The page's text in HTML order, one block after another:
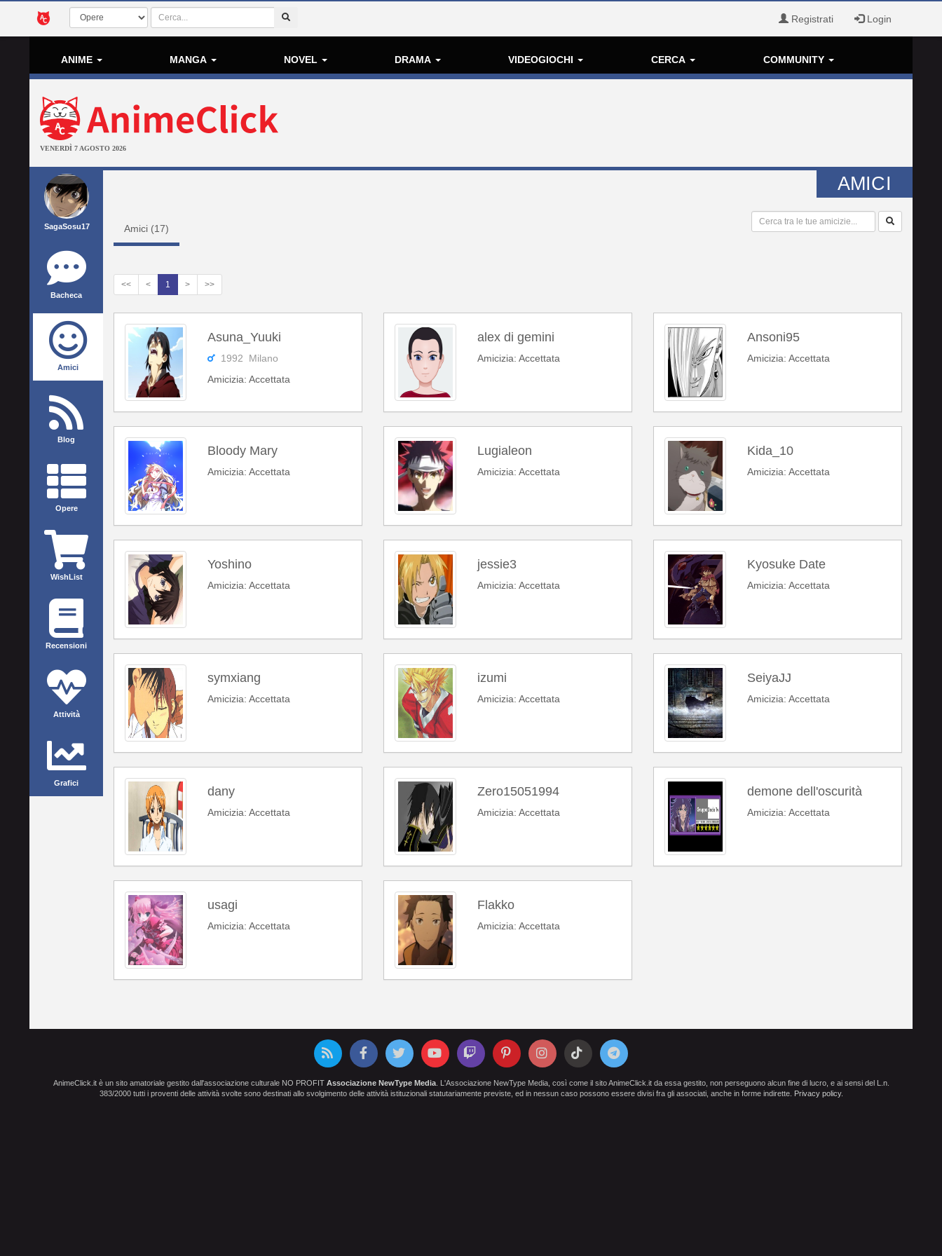
Registrati Login
ANIME MANGA NOVEL DRAMA VIDEOGIOCHI CERCA COMMUNITY
VENERDÌ 7 AGOSTO 2026
SagaSosu17
Bacheca
Amici
Blog
Opere
WishList
Recensioni
Attività
Grafici
AMICI
Amici (17)
<< < 1 > >>
Asuna_Yuuki
1992 Milano
Amicizia: Accettata
alex di gemini
Amicizia: Accettata
Ansoni95
Amicizia: Accettata
Bloody Mary
Amicizia: Accettata
Lugialeon
Amicizia: Accettata
Kida_10
Amicizia: Accettata
Yoshino
Amicizia: Accettata
jessie3
Amicizia: Accettata
Kyosuke Date
Amicizia: Accettata
symxiang
Amicizia: Accettata
izumi
Amicizia: Accettata
SeiyaJJ
Amicizia: Accettata
dany
Amicizia: Accettata
Zero15051994
Amicizia: Accettata
demone dell'oscurità
Amicizia: Accettata
usagi
Amicizia: Accettata
Flakko
Amicizia: Accettata
AnimeClick.it è un sito amatoriale gestito dall'associazione culturale NO PROFIT Associazione NewType Media. L'Associazione NewType Media, così come il sito AnimeClick.it da essa gestito, non perseguono alcun fine di lucro, e ai sensi del L.n.
383/2000 tutti i proventi delle attività svolte sono destinati allo svolgimento delle attività istituzionali statutariamente previste, ed in nessun caso possono essere divisi fra gli associati, anche in forme indirette. Privacy policy.